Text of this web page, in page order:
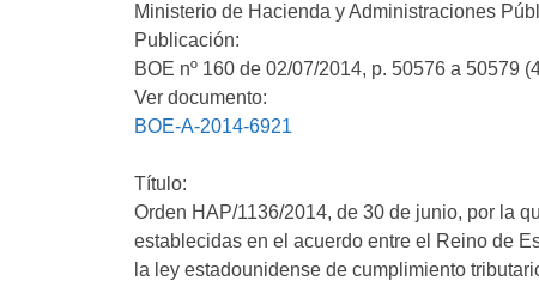
Ministerio de Hacienda y Administraciones
Publicación:
BOE nº 160 de 02/07/2014, p. 50576 a 50579
Ver documento:
BOE-A-2014-6921
Título:
Orden HAP/1136/2014, de 30 de junio, por la
establecidas en el acuerdo entre el Reino de
la ley estadounidense de cumplimiento